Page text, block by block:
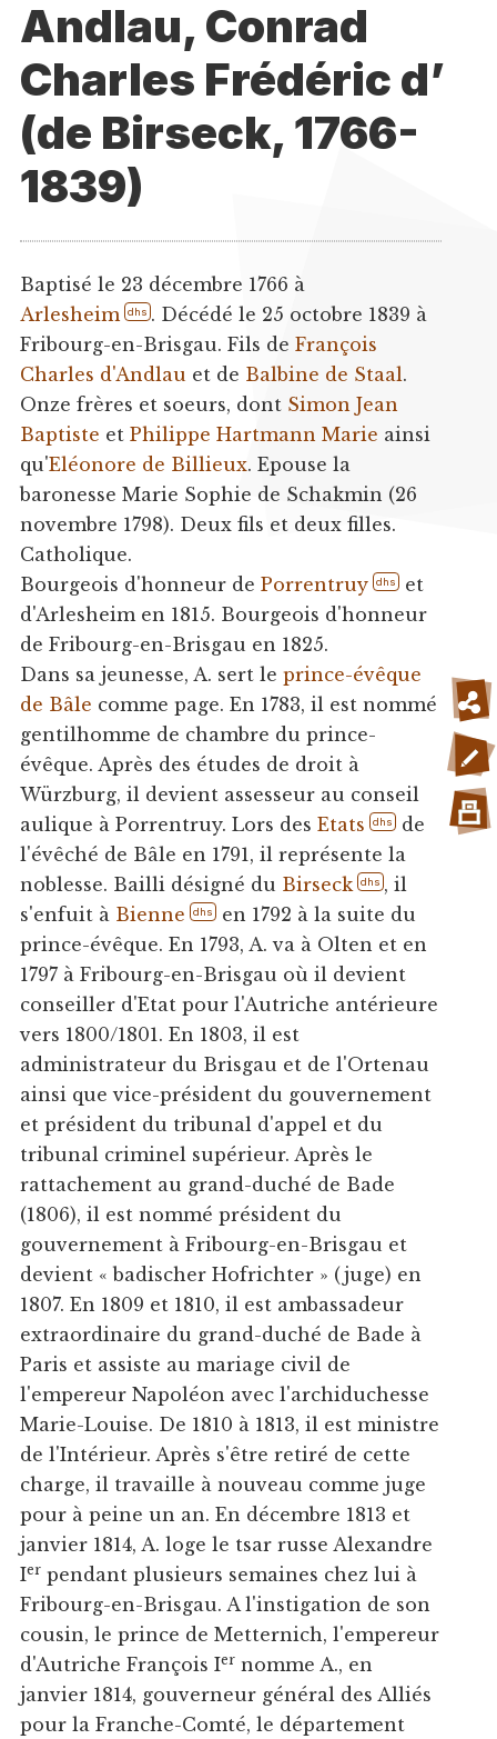
Andlau, Conrad
Charles Frédéric d’
(de Birseck, 1766-
1839)
Baptisé le 23 décembre 1766 à
Arlesheim
dhs . Décédé le 25 octobre 1839 à
Fribourg-en-Brisgau. Fils de François
Charles d'Andlau et de Balbine de Staal.
Onze frères et soeurs, dont Simon Jean
Baptiste et Philippe Hartmann Marie ainsi
qu'Eléonore de Billieux. Epouse la
baronesse Marie Sophie de Schakmin (26
novembre 1798). Deux fils et deux filles.
Catholique.
Bourgeois d'honneur de Porrentruy dhs et
d'Arlesheim en 1815. Bourgeois d'honneur
de Fribourg-en-Brisgau en 1825.
Dans sa jeunesse, A. sert le prince-évêque
de Bâle comme page. En 1783, il est nommé
gentilhomme de chambre du prince-
évêque. Après des études de droit à
Würzburg, il devient assesseur au conseil
aulique à Porrentruy. Lors des Etats dhs de
l'évêché de Bâle en 1791, il représente la
noblesse. Bailli désigné du Birseck dhs , il
s'enfuit à Bienne dhs en 1792 à la suite du
prince-évêque. En 1793, A. va à Olten et en
1797 à Fribourg-en-Brisgau où il devient
conseiller d'Etat pour l'Autriche antérieure
vers 1800/1801. En 1803, il est
administrateur du Brisgau et de l'Ortenau
ainsi que vice-président du gouvernement
et président du tribunal d'appel et du
tribunal criminel supérieur. Après le
rattachement au grand-duché de Bade
(1806), il est nommé président du
gouvernement à Fribourg-en-Brisgau et
devient « badischer Hofrichter » (juge) en
1807. En 1809 et 1810, il est ambassadeur
extraordinaire du grand-duché de Bade à
Paris et assiste au mariage civil de
l'empereur Napoléon avec l'archiduchesse
Marie-Louise. De 1810 à 1813, il est ministre
de l'Intérieur. Après s'être retiré de cette
charge, il travaille à nouveau comme juge
pour à peine un an. En décembre 1813 et
janvier 1814, A. loge le tsar russe Alexandre
Ierpendant plusieurs semaines chez lui à
Fribourg-en-Brisgau. A l'instigation de son
cousin, le prince de Metternich, l'empereur
d'Autriche François Iernomme A., en
janvier 1814, gouverneur général des Alliés
pour la Franche-Comté, le département